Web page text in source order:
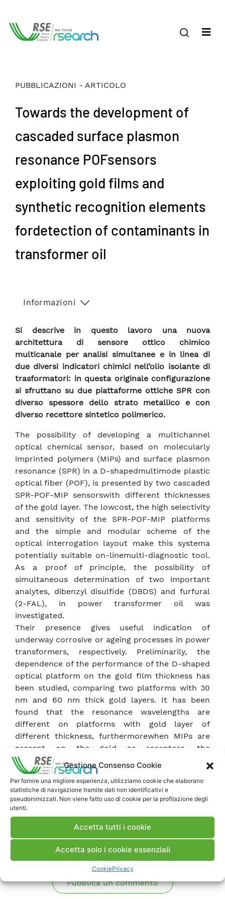
Gestione Consenso Cookie
Per fornire una migliore esperienza, utilizziamo cookie che elaborano
statistiche di navigazione tramite dati non identificativi e
pseudonimizzati. Non viene fatto uso di cookie per la profilazione degli
utenti.
Accetta tutti i cookie
Accetta solo i cookie essenziali
CookiePrivacy
PUBBLICAZIONI - ARTICOLO
Towards the development of
cascaded surface plasmon
resonance POFsensors
exploiting gold films and
synthetic recognition elements
fordetection of contaminants in
transformer oil
Informazioni
Si descrive in questo lavoro una nuova
architettura di sensore ottico chimico
multicanale per analisi simultanee e in linea di
due diversi indicatori chimici nell’olio isolante di
trasformatori: in questa originale configurazione
si sfruttano su due piattaforme ottiche SPR con
diverso spessore dello strato metallico e con
diverso recettore sintetico polimerico.
The possibility of developing a multichannel
optical chemical sensor, based on molecularly
imprinted polymers (MIPs) and surface plasmon
resonance (SPR) in a D-shapedmultimode plastic
optical fiber (POF), is presented by two cascaded
SPR-POF-MIP sensorswith different thicknesses
of the gold layer. The lowcost, the high selectivity
and sensitivity of the SPR-POF-MIP platforms
and the simple and modular scheme of the
optical interrogation layout make this systema
potentially suitable on-linemulti-diagnostic tool.
As a proof of principle, the possibility of
simultaneous determination of two important
analytes, dibenzyl disulfide (DBDS) and furfural
(2-FAL), in power transformer oil was
investigated.
Their presence gives useful indication of
underway corrosive or ageing processes in power
transformers, respectively. Preliminarily, the
dependence of the performance of the D-shaped
optical platform on the gold film thickness has
been studied, comparing two platforms with 30
nm and 60 nm thick gold layers. It has been
found that the resonance wavelengths are
different on platforms with gold layer of
different thickness, furthermorewhen MIPs are
present on the gold as receptors, the
performances of the platforms are similar in the
two considered sensors.
Scarica Articolo
Pubblica un commento